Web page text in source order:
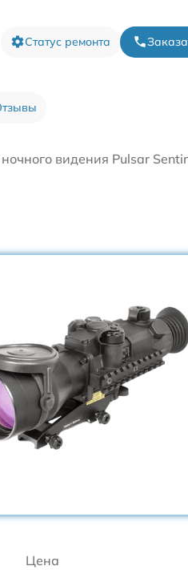
Статус ремонта
видения Pulsar
Цена